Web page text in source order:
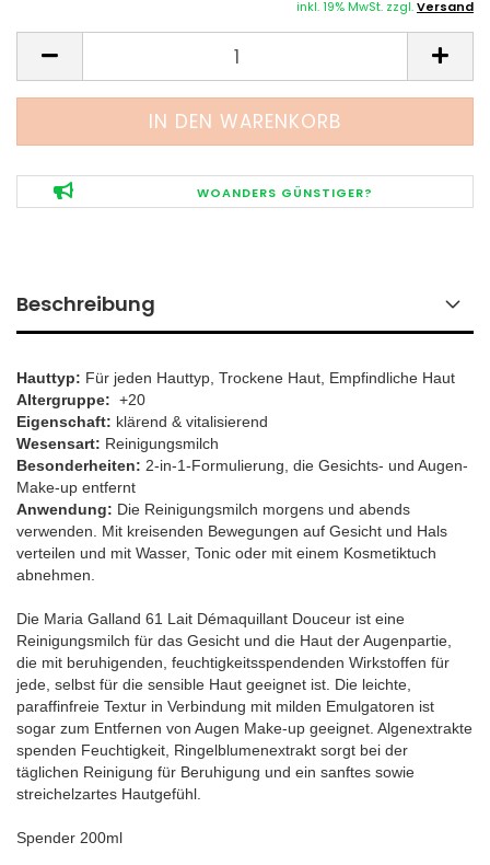
inkl. 19% MwSt. zzgl.Versand
WOANDERS GÜNSTIGER?
Beschreibung
Hauttyp: Für jeden Hauttyp, Trockene Haut, Empfindliche Haut
Altergruppe: +20
Eigenschaft: klärend & vitalisierend
Wesensart: Reinigungsmilch
Besonderheiten: 2-in-1-Formulierung, die Gesichts- und Augen-
Make-up entfernt
​Anwendung: Die Reinigungsmilch morgens und abends
verwenden. Mit kreisenden Bewegungen auf Gesicht und Hals
verteilen und mit Wasser, Tonic oder mit einem Kosmetiktuch
abnehmen.
Die Maria Galland 61 Lait Démaquillant Douceur ist eine
Reinigungsmilch für das Gesicht und die Haut der Augenpartie,
die mit beruhigenden, feuchtigkeits­spendenden Wirkstoffen für
jede, selbst für die sensible Haut geeignet ist. Die leichte,
paraffinfreie Textur in Verbindung mit milden Emulgatoren ist
sogar zum Entfernen von Augen Make-up geeignet. Algenextrakte
spenden Feuchtigkeit, Ringelblumenextrakt sorgt bei der
täglichen Reinigung für Beruhigung und ein sanftes sowie
streichelzartes Hautgefühl.
Spender 200ml